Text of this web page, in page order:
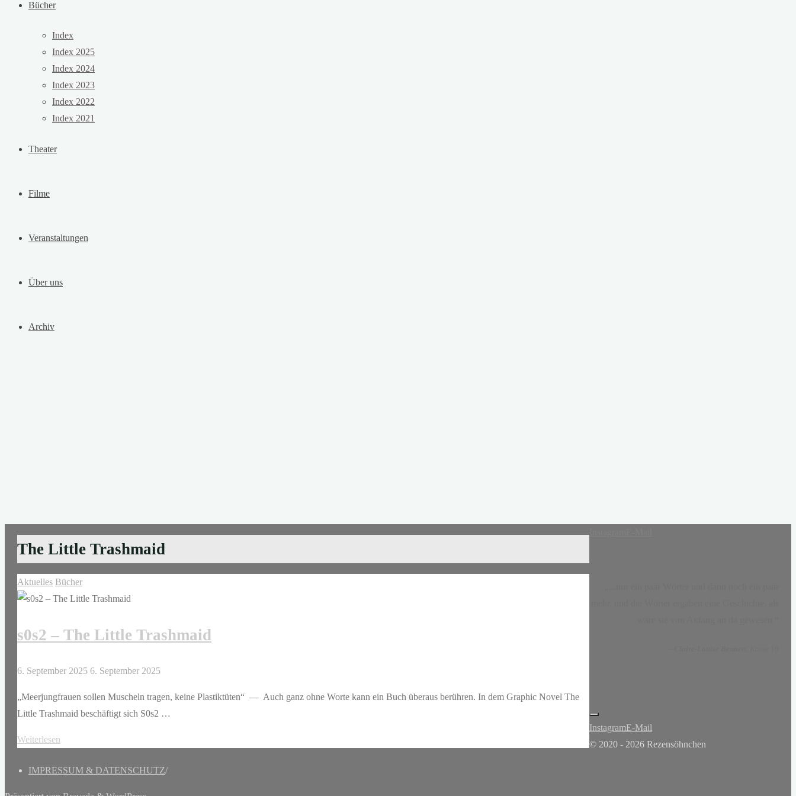
Bücher
Index
Index 2025
Index 2024
Index 2023
Index 2022
Index 2021
Theater
Filme
Veranstaltungen
Über uns
Archiv
The Little Trashmaid
Aktuelles Bücher
s0s2 – The Little Trashmaid
6. September 2025 6. September 2025
„Meerjungfrauen sollen Muscheln tragen, keine Plastiktüten“ — Auch ganz ohne Worte kann ein Buch überaus berühren. In dem Graphic Novel The
Little Trashmaid beschäftigt sich S0s2 …
Weiterlesen
The
InstagramE-Mail
© 2020 - 2026 Rezensöhnchen
IMPRESSUM & DATENSCHUTZ/